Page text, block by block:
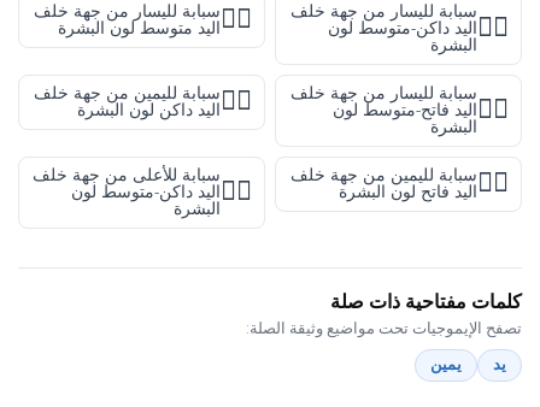
👈🏾
سبابة لليسار من جهة خلف
اليد داكن-متوسط لون
البشرة
👈🏽سبابة لليسار من جهة خلف
اليد متوسط لون البشرة
👈🏼
سبابة لليسار من جهة خلف
اليد فاتح-متوسط لون
البشرة
👉🏿سبابة لليمين من جهة خلف
اليد داكن لون البشرة
👉🏻سبابة لليمين من جهة خلف
اليد فاتح لون البشرة
👆🏾
سبابة للأعلى من جهة خلف
اليد داكن-متوسط لون
البشرة
كلمات مفتاحية ذات صلة
تصفح الإيموجيات تحت مواضيع وثيقة الصلة:
يد
يمين